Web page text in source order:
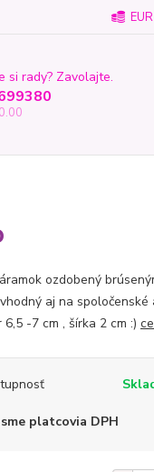
si rady? Zavolajte.
ozdobený
aj na spoločenské
6,5 -7 cm , šírka 2 cm :)
platcovia DPH